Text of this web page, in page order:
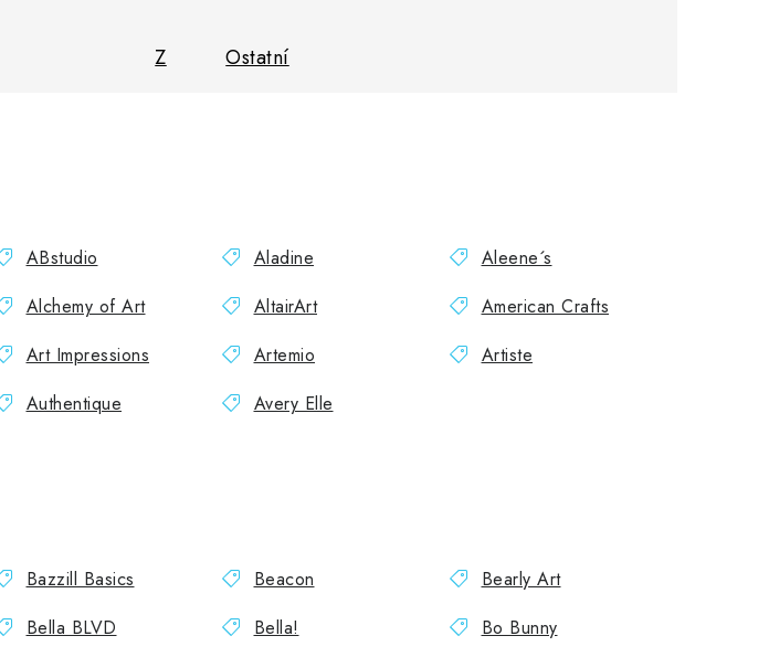
Z Ostatní
ABstudio Aladine
Aleene´s
Alchemy of Art AltairArt
American Crafts
Art Impressions Artemio
Artiste
Authentique Avery Elle
Bazzill Basics Beacon
Bearly Art
Bella BLVD Bella!
Bo Bunny